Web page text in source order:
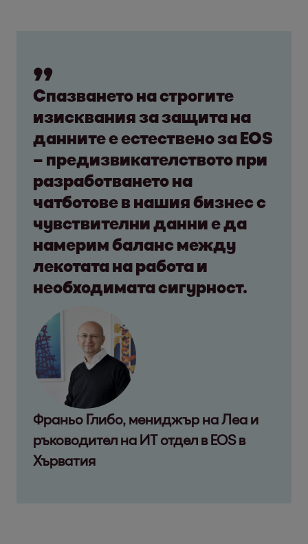
Спазването на строгите
изисквания за защита на
данните е естествено за EOS
– предизвикателството при
разработването на
чатботове в нашия бизнес с
чувствителни данни е да
намерим баланс между
лекотата на работа и
необходимата сигурност.
Франьо Глибо, мениджър на Леа и
ръководител на ИТ отдел в EOS в
Хърватия